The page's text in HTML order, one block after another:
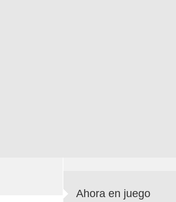
Ahora en juego